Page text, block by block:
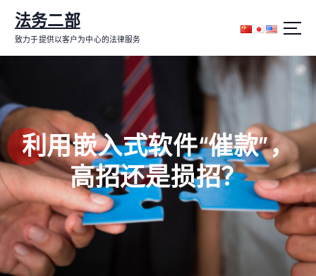
内
法务二部
致力于提供以客户为中心的法律服务
利用嵌入式软件“催款”，
高招还是损招？